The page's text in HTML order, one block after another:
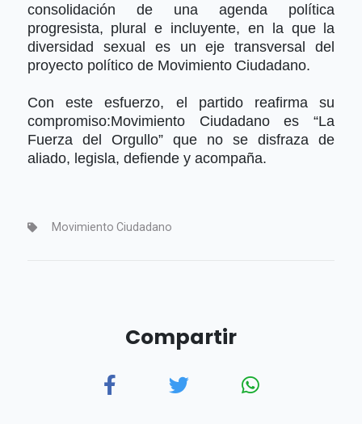
consolidación de una agenda política
progresista, plural e incluyente, en la que la
diversidad sexual es un eje transversal del
proyecto político de Movimiento Ciudadano.
Con este esfuerzo, el partido reafirma su
compromiso:Movimiento Ciudadano es “La
Fuerza del Orgullo” que no se disfraza de
aliado, legisla, defiende y acompaña.
Movimiento Ciudadano
Compartir